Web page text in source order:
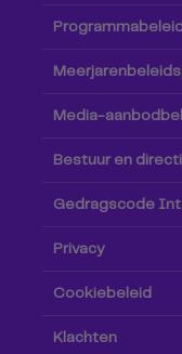
Media-
Bestuur en
Gedragscode
Privacy
Cookiebeleid
Klachten